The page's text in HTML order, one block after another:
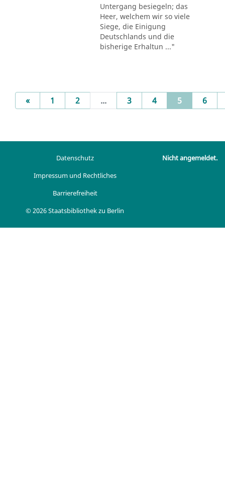
Untergang besiegeln; das
Heer, welchem wir so viele
Siege, die Einigung
Deutschlands und die
bisherige Erhaltun ..."
«Previous
1 2 ... 3 4 5(current)
6
Datenschutz
Impressum und Rechtliches
Barrierefreiheit
© 2026 Staatsbibliothek zu Berlin
Nicht angemeldet.